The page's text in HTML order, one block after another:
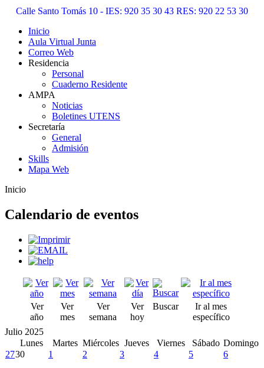
Calle Santo Tomás 10 - IES: 920 35 30 43 RES: 920 22 53 30
Inicio
Aula Virtual Junta
Correo Web
Residencia
Personal
Cuaderno Residente
AMPA
Noticias
Boletines UTENS
Secretaría
General
Admisión
Skills
Mapa Web
Inicio
Calendario de eventos
Ver
año
Ver
mes
Ver
semana
Ver
hoy
Buscar
Ir al mes
específico
Julio 2025
Lunes
Martes Miércoles Jueves Viernes Sábado Domingo
2730 1 2 3 4 5 6